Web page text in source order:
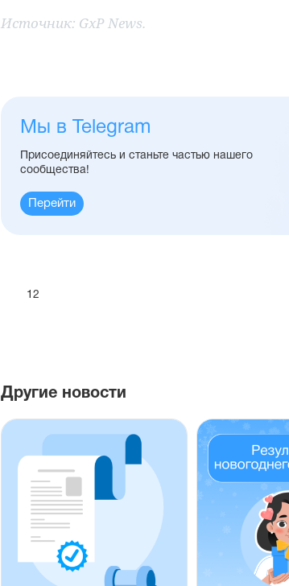
Источник: GxP News.
Мы в Telegram
Присоединяйтесь и станьте частью нашего
сообщества!
Перейти
12
Другие новости